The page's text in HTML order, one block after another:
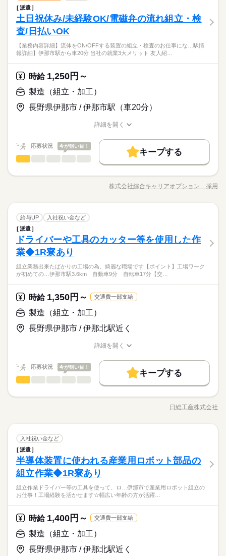
派遣
土日祝休み/未経験OK/電磁弁の流れ組立・検
査/日払いOK
【業務内容詳細】流体をON/OFFする装置の組立・検査のお仕事にな…駅情
報詳細】伊那市駅から車20分 当社の就業3大メリット 友人紹…
時給 1,250円～
製造（組立・加工）
長野県伊那市 / 伊那市駅（車20分）
多い年齢層 低い
女性
業界 その他
【未経験でも大丈夫☆】ウレシイ☆土日祝休♪残業もあるのでガ
ッツリ稼げます！
★日払いOK！即払いのオシゴトも！来社登録は不要★交通費上
限3万円★※規定・支払条件有
お仕事の特徴
働く人の待遇向上
未経験OK
新卒・第二 20代活躍 30代活躍 40代活躍
募集条件
即日スタート
履歴書不要 WEB登録
残20以上
土日祝休
働き方・環境
ブランクOK
日払い
英語不要
続きを読む
職種 製造（組立・加工）
になります。 組立は流れ作業で黙々とトルクレンチを使用し組
立を行っていただきます。 製品のサイズは手のひらサイズの物
スメ。 残業は月20時間以上あります♪ ≪週休2日制≫ 週末は家
族や友人と一緒にプライベート満喫！ ≪未経験OKの仕事≫ 新
しいことにチャレンジするのは不安だけど、しっかり働く環境
が整っています！ イチからスキルUP・ステップUP目指してい
きましょう！ ≪自分に向いている仕事が探せる≫
応募資格
◆未経験OK！
≪当社の就業3大メリット！！≫ ★ 友人紹介した方、された方
の両方に【3万円】プレゼント！ ★来社不要！ノンストップで職
場見学！ ★交通費上限3万円！業界トップクラス！ ※エリア・
_bcov2106 kkw_220520mlmg
08：30～17：30 【休憩時間備考】 80分 【残業】 多め（月20時
間以上） ≪スマホ・PCから24時間いつでも登録OK！履歴書不
続きを読む
休日・休暇 土曜 日曜 祝日
土日祝（会社カレンダー）
詳しい募集要項をすべて見る
応募する
詳細を開く
応募状況 今が狙い目！
キープする
職種/応募資格 給与/時間/休日
多い年齢層 低い
男女の割合 男性 女性
業界 その他
【未経験でも大丈夫☆】ウレシイ☆土日祝休♪残業もあるのでガ
ッツリ稼げます！
限3万円★※規定・支払条件有
基本特徴
就業時間・曜日 残20以上 土日祝休 働き方・環境
ブランクOK
英語不要
職種 製造（組立・加工）
【業務内容詳細】流体をON/OFFする装置の組立・検査のお仕事
になります。 組立は流れ作業で黙々とトルクレンチを使用し組
立を行っていただきます。 製品のサイズは手のひらサイズの物
がメインになります。 重量物10～15キロ程度あり。 【取扱製品
情報】電磁弁 ≪稼ぎたい人向け≫ 高収入を希望される方にオス
スメ。 残業は月20時間以上あります♪ ≪週休2日制≫ 週末は家
族や友人と一緒にプライベート満喫！ ≪未経験OKの仕事≫ 新
しいことにチャレンジするのは不安だけど、しっかり働く環境
が整っています！ イチからスキルUP・ステップUP目指してい
きましょう！ ≪自分に向いている仕事が探せる≫
続きを読む
応募資格
◆未経験OK！
の両方に【3万円】プレゼント！ ★来社不要！ノンストップで職
場見学！ ★交通費上限3万円！業界トップクラス！ ※エリア・
就業先による ※全て規定・支払条件有 ※規定・支払条件有 kkw
間以上） ≪スマホ・PCから24時間いつでも登録OK！履歴書不
要！≫ お仕事開始日などお気軽にご相談ください※翌月スター
ト希望の方も歓迎！
休日・休暇 土曜 日曜 祝日
詳しい募集要項をすべて見る
応募する
株式会社綜合キャリアオプション 採用
給与UP
入社祝い金など
派遣
ドライバーや工具のカッター等を使用した作
業◆1R寮あり
組立業務出来たばかりの工場の為、綺麗な職場です【ポイント】工場ワーク
が初めての…伊那市駅3.6km 自動車9分 自転車17分【交…
時給 1,350円～ 交通費一部支給
製造（組立・加工）
長野県伊那市 / 伊那北駅近く
多い年齢層 低い
女性
業界 メーカー関連
☆人気案件で今なら30万の特典付き☆日勤土日休みの人気のお
仕事！
未経験大歓迎！寮費無料！！
交通費は別途10万円まで支給！（規定有）
来場不要のWEB面接を土日も実施中！
お仕事の特徴
職種 製造（組立・加工）
調節装置の組立業務 出来たばかりの工場の為、綺麗な職場です
【ポイント】 工場ワークが初めての方必見！綺麗な工場で働き
辰野・諏訪圏域お住まいの皆様、勤務先へはマイカー通勤可
能！ 工場駐車場は無料！通勤距離に応じたガソリン代支給しま
す！（往復km×10円×出勤日数） 電車通勤の場合は1か月分の定
期代支給☆交通費は上限10万円まで！ また入寮者は就業中ずっ
と寮費無料！！嬉しい！
応募資格
未経験歓迎
※習熟期間：約31日
給与 時給 1,350円～
【月収例】 月収275,080円 時給1350円×8h×20日+残業35h 【交
詳細を開く
応募状況 今が狙い目！
キープする
給与/時間/休日
多い年齢層
男女の割合 男性 女性
業界 メーカー関連
☆人気案件で今なら30万の特典付き☆日勤土日休みの人気のお
仕事！
職種 製造（組立・加工）
ドライバーや工具のカッター等を使用した作業 かんたん！温度
調節装置の組立業務 出来たばかりの工場の為、綺麗な職場です
【ポイント】 工場ワークが初めての方必見！綺麗な工場で働き
ませんか？ ものづくりにチャレンジしてみたい方・経験を活か
したい方・どちらも大歓迎！！ 箕輪・南箕輪・駒ヶ根・宮田・
辰野・諏訪圏域お住まいの皆様、勤務先へはマイカー通勤可
能！ 工場駐車場は無料！通勤距離に応じたガソリン代支給しま
す！（往復km×10円×出勤日数） 電車通勤の場合は1か月分の定
期代支給☆交通費は上限10万円まで！ また入寮者は就業中ずっ
と寮費無料！！嬉しい！
続きを読む
応募資格
未経験歓迎
※習熟期間：約31日
日総工産株式会社
入社祝い金など
派遣
半導体装置に使われる産業用ロボット部品の
組立作業◆1R寮あり
組立作業ドライバー等の工具を使って、ロ…伊那市で産業用ロボット組立の
お仕事！工場経験を活かせます☆幅広い年齢の方が活躍…
時給 1,400円～ 交通費一部支給
製造（組立・加工）
長野県伊那市 / 伊那北駅近く